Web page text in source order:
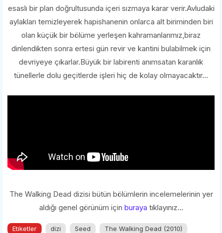
esaslı bir plan doğrultusunda içeri sızmaya karar verir.Avludaki
aylakları temizleyerek hapishanenin onlarca alt biriminden biri
olan küçük bir bölüme yerleşen kahramanlarımız,biraz
dinlendikten sonra ertesi gün revir ve kantini bulabilmek için
devriyeye çıkarlar.Büyük bir labirenti anımsatan karanlık
tünellerle dolu geçitlerde işleri hiç de kolay olmayacaktır...
The Walking Dead dizisi bütün bölümlerin incelemelerinin yer
aldığı genel görünüm için buraya tıklayınız...
Etiketler dizi Seed The Walking Dead (2010)